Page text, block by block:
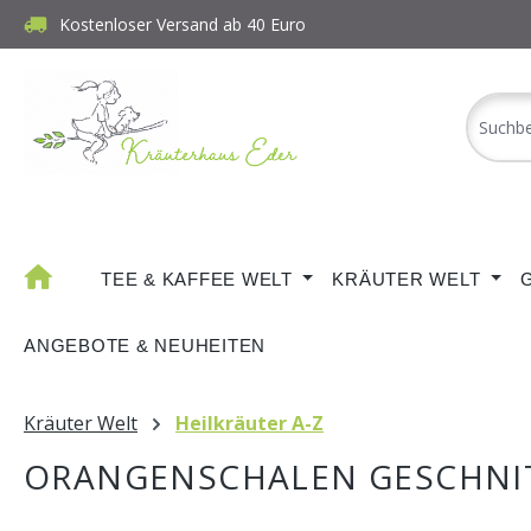
Hauptinhalt springen
Zur Suche springen
Zur Hauptnavigation springen
Kostenloser Versand ab 40 Euro
TEE & KAFFEE WELT KRÄUTER WELT
ANGEBOTE & NEUHEITEN
Kräuter Welt Heilkräuter A-Z
ORANGENSCHALEN